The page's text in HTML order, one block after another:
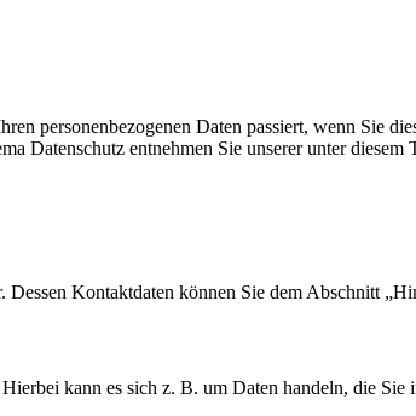
personenbezogenen Daten passiert, wenn Sie
Datenschutz entnehmen Sie unserer unter diesem
Kontaktdaten können Sie dem Abschnitt
kann es sich z. B. um Daten handeln, die